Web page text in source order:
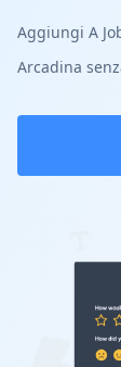
Aggiungi A
Arcadina